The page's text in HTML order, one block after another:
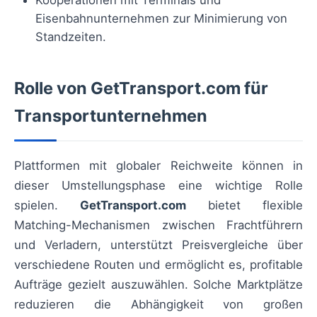
Eisenbahnunternehmen zur Minimierung von
Standzeiten.
Rolle von GetTransport.com für
Transportunternehmen
Plattformen mit globaler Reichweite können in
dieser Umstellungsphase eine wichtige Rolle
spielen. GetTransport.com bietet flexible
Matching-Mechanismen zwischen Frachtführern
und Verladern, unterstützt Preisvergleiche über
verschiedene Routen und ermöglicht es, profitable
Aufträge gezielt auszuwählen. Solche Marktplätze
reduzieren die Abhängigkeit von großen